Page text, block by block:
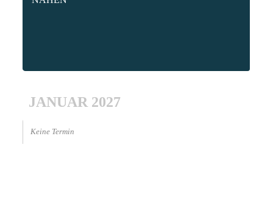
JANUAR 2027
Keine Termin